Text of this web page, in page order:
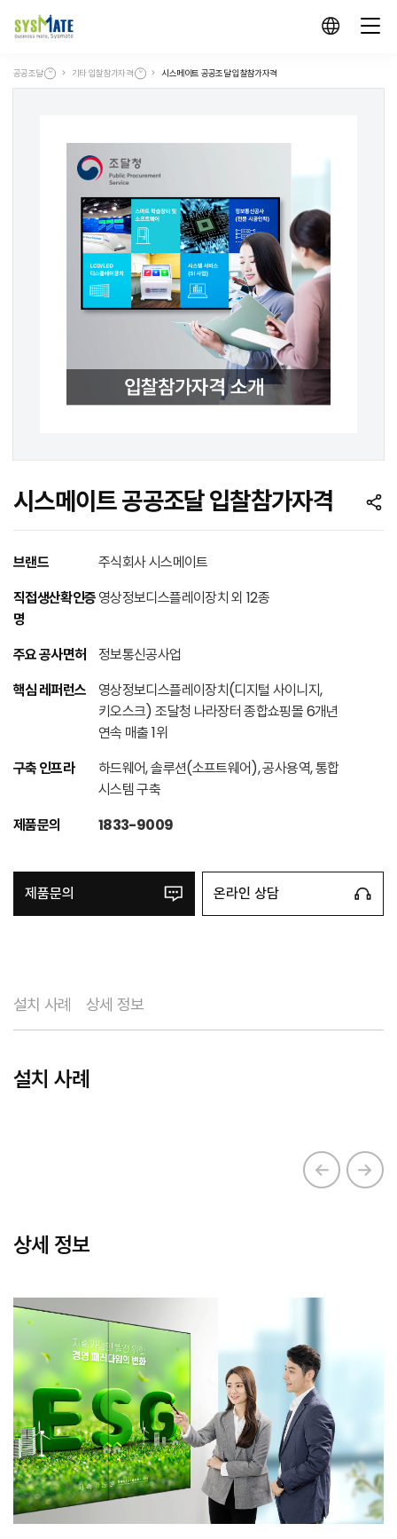
공공조달 기타 입찰참가자격 시스메이트 공공조달 입찰참가자격
시스메이트 공공조달 입찰참가자격
브랜드
주식회사 시스메이트
직접생산확인증
명
영상정보디스플레이장치 외 12종
주요 공사면허
정보통신공사업
핵심 레퍼런스
영상정보디스플레이장치(디지털 사이니지,
키오스크) 조달청 나라장터 종합쇼핑몰 6개년
연속 매출 1위
구축 인프라
하드웨어, 솔루션(소프트웨어), 공사용역, 통합
시스템 구축
제품문의
1833-9009
제품문의 온라인 상담
설치 사례 상세 정보
설치 사례
상세 정보